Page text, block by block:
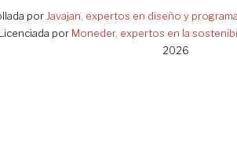
porJavajan, expertos en diseño y
por Moneder, expertos en la
2026